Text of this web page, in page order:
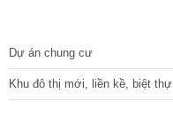
Dự án chung cư
Khu đô thị mới, liền kề, biệt thự